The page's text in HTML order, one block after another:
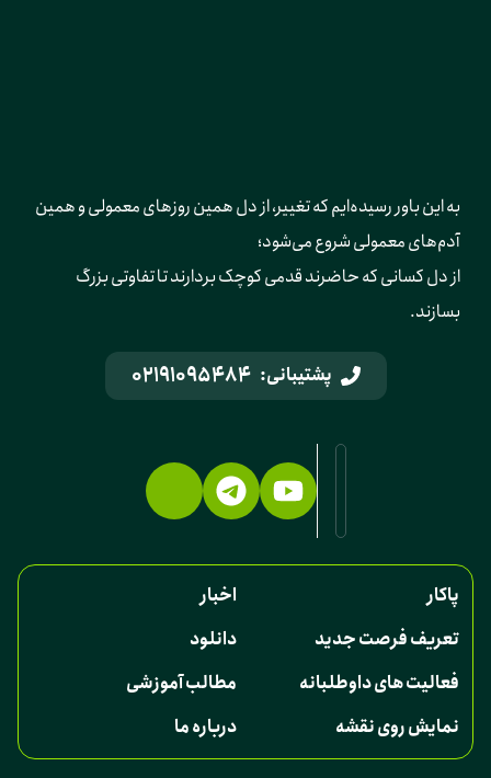
به این باور رسیده‌ایم که تغییر، از دل همین روزهای معمولی و همین
آدم‌های معمولی شروع می‌شود؛
از دل کسانی که حاضرند قدمی کوچک بردارند تا تفاوتی بزرگ
بسازند.
پشتیبانی: 02191095484
پاکار
اخبار
تعریف فرصت جدید
دانلود
فعالیت های داوطلبانه
مطالب آموزشی
نمایش روی نقشه
درباره ما